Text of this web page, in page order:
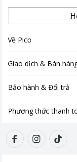
khung hình với khả
chi tiết trong cả vùng
Về Pico
Giao dịch & Bán
Bảo hành & Đổi trả
Phương thức thanh